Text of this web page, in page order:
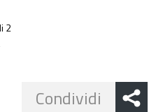
2
Condividi